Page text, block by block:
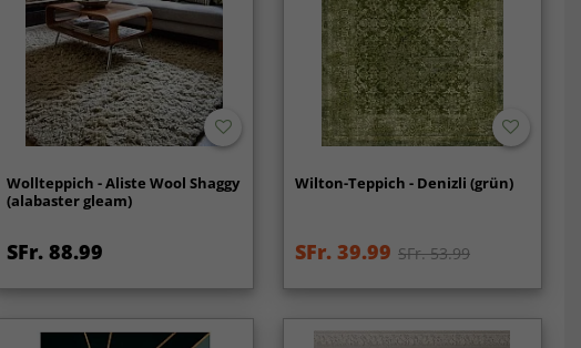
Wollteppich - Aliste Wool Shaggy
(alabaster gleam)
SFr. 88.99
Wilton-Teppich - Denizli (grün)
SFr. 39.99 SFr. 53.99